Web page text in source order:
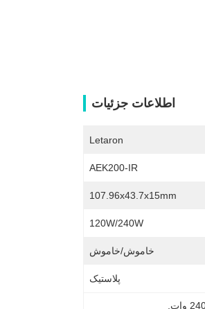
اطلاعات جزئیات
Letaron
AEK200-IR
107.96x43.7x15mm
120W/240W
خاموش/خاموش
پلاستیک